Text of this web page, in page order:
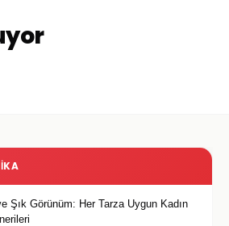
Şık Görünüm: Her Tarza Uygun Kadın